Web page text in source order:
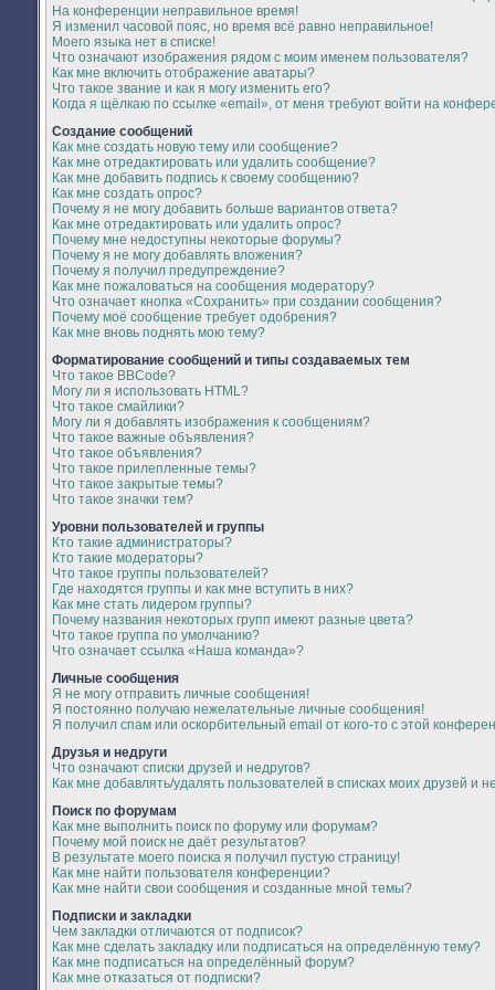
На конференции неправильное время!
Я изменил часовой пояс, но время всё равно неправильное!
Моего языка нет в списке!
Что означают изображения рядом с моим именем пользователя?
Как мне включить отображение аватары?
Что такое звание и как я могу изменить его?
Когда я щёлкаю по ссылке «email», от меня требуют войти на
Создание сообщений
Как мне создать новую тему или сообщение?
Как мне отредактировать или удалить сообщение?
Как мне добавить подпись к своему сообщению?
Как мне создать опрос?
Почему я не могу добавить больше вариантов ответа?
Как мне отредактировать или удалить опрос?
Почему мне недоступны некоторые форумы?
Почему я не могу добавлять вложения?
Почему я получил предупреждение?
Как мне пожаловаться на сообщения модератору?
Что означает кнопка «Сохранить» при создании сообщения?
Почему моё сообщение требует одобрения?
Как мне вновь поднять мою тему?
Форматирование сообщений и типы создаваемых тем
Что такое BBCode?
Могу ли я использовать HTML?
Что такое смайлики?
Могу ли я добавлять изображения к сообщениям?
Что такое важные объявления?
Что такое объявления?
Что такое прилепленные темы?
Что такое закрытые темы?
Что такое значки тем?
Уровни пользователей и группы
Кто такие администраторы?
Кто такие модераторы?
Что такое группы пользователей?
Где находятся группы и как мне вступить в них?
Как мне стать лидером группы?
Почему названия некоторых групп имеют разные цвета?
Что такое группа по умолчанию?
Что означает ссылка «Наша команда»?
Личные сообщения
Я не могу отправить личные сообщения!
Я постоянно получаю нежелательные личные сообщения!
Я получил спам или оскорбительный email от кого-то с этой
Друзья и недруги
Что означают списки друзей и недругов?
Как мне добавлять/удалять пользователей в списках моих друзей и
Поиск по форумам
Как мне выполнить поиск по форуму или форумам?
Почему мой поиск не даёт результатов?
В результате моего поиска я получил пустую страницу!
Как мне найти пользователя конференции?
Как мне найти свои сообщения и созданные мной темы?
Подписки и закладки
Чем закладки отличаются от подписок?
Как мне сделать закладку или подписаться на определённую тему?
Как мне подписаться на определённый форум?
Как мне отказаться от подписки?